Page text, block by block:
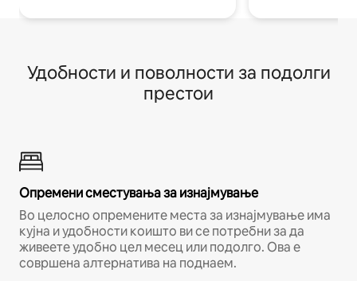
Удобности и поволности за подолги
престои
Опремени сместувања за изнајмување
Во целосно опремените места за изнајмување има
кујна и удобности коишто ви се потребни за да
живеете удобно цел месец или подолго. Ова е
совршена алтернатива на поднаем.